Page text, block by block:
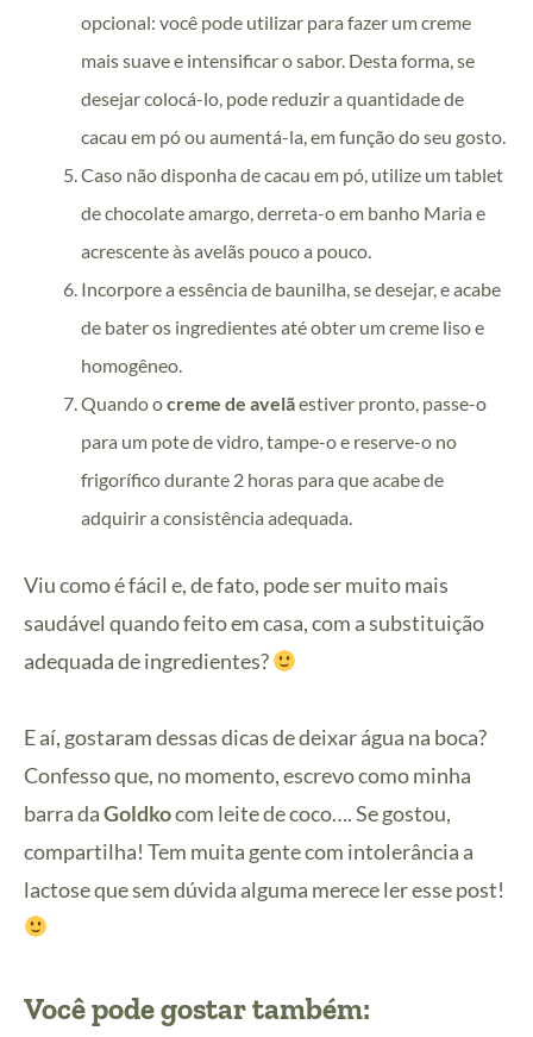
opcional: você pode utilizar para fazer um creme
mais suave e intensificar o sabor. Desta forma, se
desejar colocá-lo, pode reduzir a quantidade de
cacau em pó ou aumentá-la, em função do seu gosto.
Caso não disponha de cacau em pó, utilize um tablet
de chocolate amargo, derreta-o em banho Maria e
acrescente às avelãs pouco a pouco.
Incorpore a essência de baunilha, se desejar, e acabe
de bater os ingredientes até obter um creme liso e
homogêneo.
Quando ocreme de avelãestiver pronto, passe-o
para um pote de vidro, tampe-o e reserve-o no
frigorífico durante 2 horas para que acabe de
adquirir a consistência adequada.
Viu como é fácil e, de fato, pode ser muito mais
saudável quando feito em casa, com a substituição
adequada de ingredientes?
E aí, gostaram dessas dicas de deixar água na boca?
Confesso que, no momento, escrevo como minha
barra daGoldkocom leite de coco…. Se gostou,
compartilha! Tem muita gente com intolerância a
lactose que sem dúvida alguma merece ler esse post!
Você pode gostar também: